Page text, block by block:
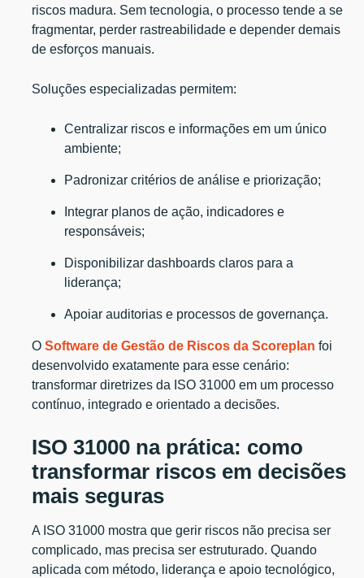
riscos madura. Sem tecnologia, o processo tende a se
fragmentar, perder rastreabilidade e depender demais
de esforços manuais.
Soluções especializadas permitem:
Centralizar riscos e informações em um único
ambiente;
Padronizar critérios de análise e priorização;
Integrar planos de ação, indicadores e
responsáveis;
Disponibilizar dashboards claros para a
liderança;
Apoiar auditorias e processos de governança.
OSoftware de Gestão de Riscos da Scoreplan foi
desenvolvido exatamente para esse cenário:
transformar diretrizes da ISO 31000 em um processo
contínuo, integrado e orientado a decisões.
ISO 31000 na prática: como
transformar riscos em decisões
mais seguras
A ISO 31000 mostra que gerir riscos não precisa ser
complicado, mas precisa ser estruturado. Quando
aplicada com método, liderança e apoio tecnológico,